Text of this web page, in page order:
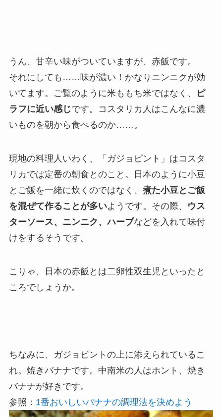
うん、甘辛い味がついていますが、赤飯です。
それにしても……味が濃い！かなりニンニクが効
いてます。ご覧のように米ももち米ではなく、
ピ
ラフに近い感じです。コスタリカ人はこんなに濃
いものを朝から食べるのか……。
現地の料理人いわく、「ガジョピント」はコスタ
リカでは定番の朝食とのこと。日本のように小豆
とご飯を一緒に炊くのではなく、 煮た小豆とご飯
を混ぜて作ることが多いようです。その際、
ウス
ターソース、ニンニク、ハーブなどを入れて味付
けをするそうです。
こりゃ、日本の赤飯とは二卵性双生児といったと
ころでしょうか。
ちなみに、ガジョピントの上に添えられているこ
れ。焼きバナナです。中南米の人はホント、焼き
バナナが好きです。
参照： 1番おいしいバナナの調理法を決めよう